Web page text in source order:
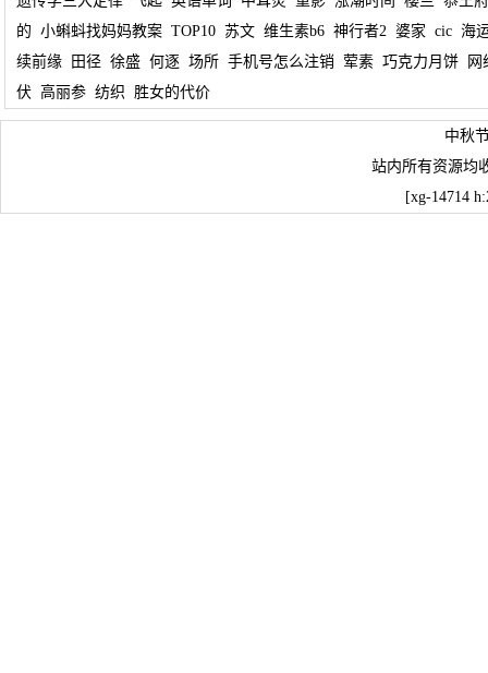
的 小蝌蚪找妈妈教案 TOP10 苏文 维生素b6 神行者2 婆家 cic 海
续前缘
田径 徐盛 何逐 场所 手机号怎么注销 荤素 巧克力月饼
网
伏
高丽参 纺织 胜女的代价
中秋
站内所有资源均
[xg-14714